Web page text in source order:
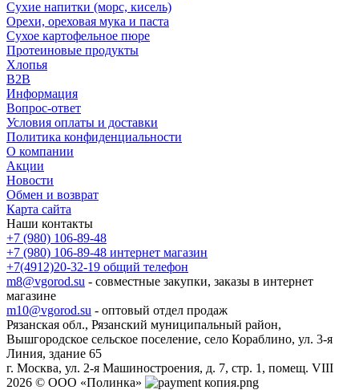
Сухие напитки (морс, кисель)
Орехи, ореховая мука и паста
Сухое картофельное пюре
Протеиновые продукты
Хлопья
B2B
Информация
Вопрос-ответ
Условия оплаты и доставки
Политика конфиденциальности
О компании
Акции
Новости
Обмен и возврат
Карта сайта
Наши контакты
+7 (980) 106-89-48
+7 (980) 106-89-48 интернет магазин
+7(4912)20-32-19 общий телефон
m8@vgorod.su - совместные закупки, заказы в интернет
магазине
m10@vgorod.su - оптовый отдел продаж
Рязанская обл., Рязанский муниципальный район,
Вышгородское сельское поселение, село Кораблино, ул. 3-я
Линия, здание 65
г. Москва, ул. 2-я Машиностроения, д. 7, стр. 1, помещ. VIII
2026 © ООО «Полинка»